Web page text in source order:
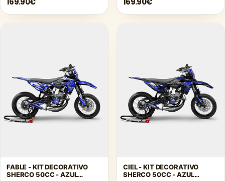
FABLE - KIT DECORATIVO
SHERCO 50CC - AZUL
CIEL - KIT DECORATIVO
SHERCO 50CC - AZUL